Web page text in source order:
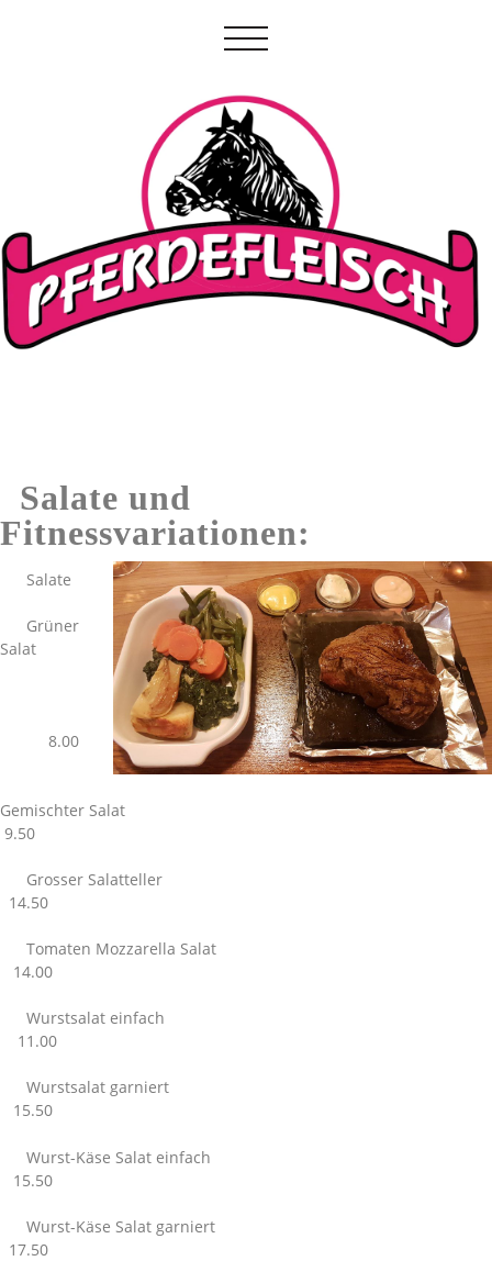
Salate und
Fitnessvariationen:
Salate
Grüner
Salat
8.00
Gemischter Salat
9.50
Grosser Salatteller
14.50
Tomaten Mozzarella Salat
14.00
Wurstsalat einfach
11.00
Wurstsalat garniert
15.50
Wurst-Käse Salat einfach
15.50
Wurst-Käse Salat garniert
17.50